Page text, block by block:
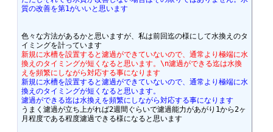
質の改善を第1がいいと思います
色々な方法があるかと思いますが、私は前回迄の様にして水換えのタ
イミングを計っています
新規に水槽を設置すると濾過ができていないので、通常より極端に水
換えのタイミングが短くなると思います。\n濾過ができる迄は水換
えを頻繁にしながら対応する事になります
新規に水槽を設置すると濾過ができていないので、通常より極端に水
換えのタイミングが短くなると思います。
濾過ができる迄は水換えを頻繁にしながら対応する事になります
うまく濾過が立ち上がれば2週間ぐらいで濾過能力があがり1から2ヶ
月程度である程度濾過できる様になると思います